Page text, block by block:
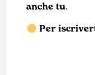
anche tu.
Per